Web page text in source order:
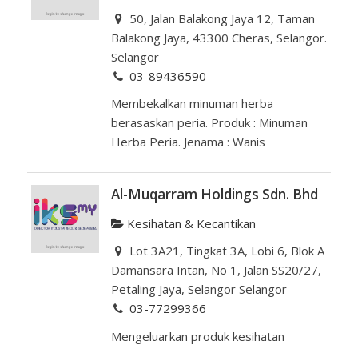
50, Jalan Balakong Jaya 12, Taman
Balakong Jaya, 43300 Cheras, Selangor.
Selangor
03-89436590
Membekalkan minuman herba
berasaskan peria. Produk : Minuman
Herba Peria. Jenama : Wanis
Al-Muqarram Holdings Sdn. Bhd
Kesihatan & Kecantikan
Lot 3A21, Tingkat 3A, Lobi 6, Blok A
Damansara Intan, No 1, Jalan SS20/27,
Petaling Jaya, Selangor Selangor
03-77299366
Mengeluarkan produk kesihatan